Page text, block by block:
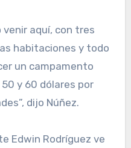
venir aquí, con tres
habitacio­nes y todo
un campamento
y 60 dólares por
dijo Núñez.
Edwin Rodríguez ve